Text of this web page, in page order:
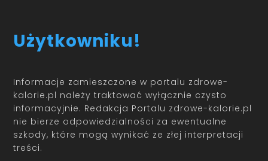
Użytkowniku!
Informacje zamieszczone w portalu zdrowe-
kalorie.pl należy traktować wyłącznie czysto
informacyjnie. Redakcja Portalu zdrowe-kalorie.pl
nie bierze odpowiedzialności za ewentualne
szkody, które mogą wynikać ze złej interpretacji
treści.